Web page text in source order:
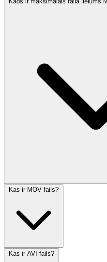
Kas ir MOV fails?
Kas ir AVI fails?